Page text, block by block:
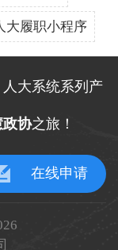
大履职小程序
大系统系列产
政协之旅！
在线申请